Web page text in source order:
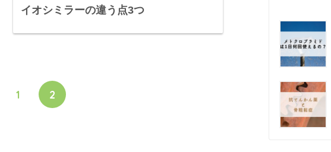
イオシミラーの違う点3つ
1 2